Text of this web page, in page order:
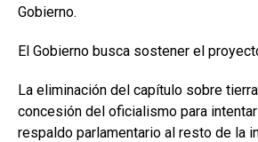
Gobierno.
El Gobierno busca sostener el
La eliminación del capítulo sobre
concesión del oficialismo para
respaldo parlamentario al resto de la